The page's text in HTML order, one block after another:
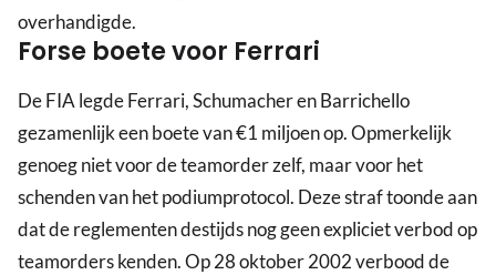
overhandigde.
Forse boete voor Ferrari
De FIA legde Ferrari, Schumacher en Barrichello
gezamenlijk een boete van €1 miljoen op. Opmerkelijk
genoeg niet voor de teamorder zelf, maar voor het
schenden van het podiumprotocol. Deze straf toonde aan
dat de reglementen destijds nog geen expliciet verbod op
teamorders kenden. Op 28 oktober 2002 verbood de